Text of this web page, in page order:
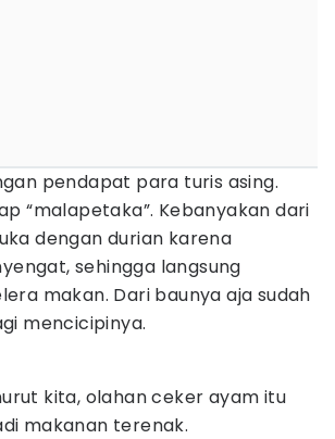
pendapat para turis asing.
“malapetaka”. Kebanyakan dari
dengan durian karena
sehingga langsung
makan. Dari baunya aja sudah
mencicipinya.
kita, olahan ceker ayam itu
makanan terenak.